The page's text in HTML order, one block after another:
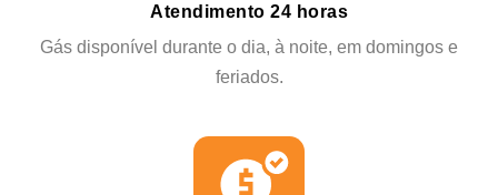
Atendimento 24 horas
Gás disponível durante o dia, à noite, em domingos e
feriados.